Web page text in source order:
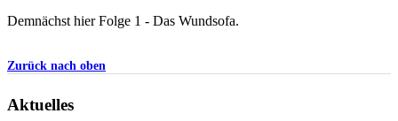
Demnächst hier Folge 1 - Das Wundsofa.
Zurück nach oben
Aktuelles